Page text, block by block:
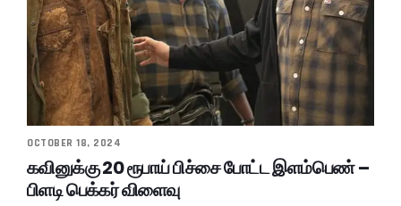
OCTOBER 18, 2024
கவினுக்கு 20 ரூபாய் பிச்சை போட்ட இளம்பெண் –
பிளடி பெக்கர் விளைவு